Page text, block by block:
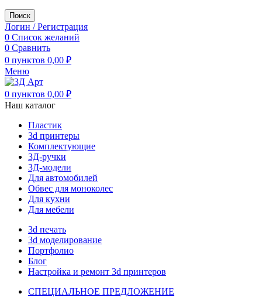
Поиск
Логин / Регистрация
0 Список желаний
0 Сравнить
0 пунктов 0,00 ₽
Меню
0 пунктов 0,00 ₽
Наш каталог
Пластик
3d принтеры
Комплектующие
3Д-ручки
3Д-модели
Для автомобилей
Обвес для моноколес
Для кухни
Для мебели
3d печать
3d моделирование
Портфолио
Блог
Настройка и ремонт 3d принтеров
СПЕЦИАЛЬНОЕ ПРЕДЛОЖЕНИЕ